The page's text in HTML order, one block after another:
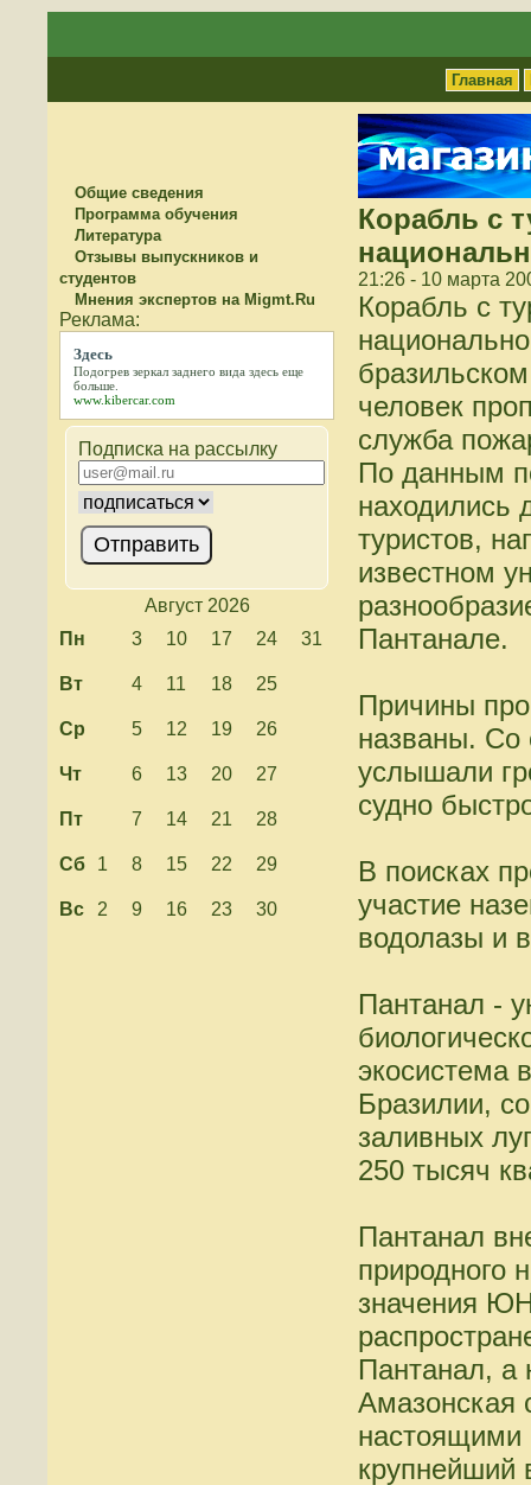
Главная
Общие сведения
Программа обучения
Литература
Отзывы выпускников и
студентов
Мнения экспертов на Migmt.Ru
Здесь
Подогрев зеркал заднего вида здесьеще
больше.
www.kibercar.com
Подписка на рассылку
Август 2026
Пн
3 10 17 24 31
Вт 4 11 18 25
Ср 5 12 19 26
Чт 6 13 20 27
Пт 7 14 21 28
Сб 1 8 15 22 29
Вс 2 9 16 23 30
Корабль с
21:26 - 10 марта
Корабль с
человек
служба
По данным
находились
туристов,
известном
Пантанале.
Причины
названы. Со
услышали
судно
В поисках
участие
водолазы и
Пантанал -
экосистема
Бразилии,
заливных
250 тысяч
Пантанал
природного
значения
Пантанал, а
Амазонская
настоящими
крупнейший